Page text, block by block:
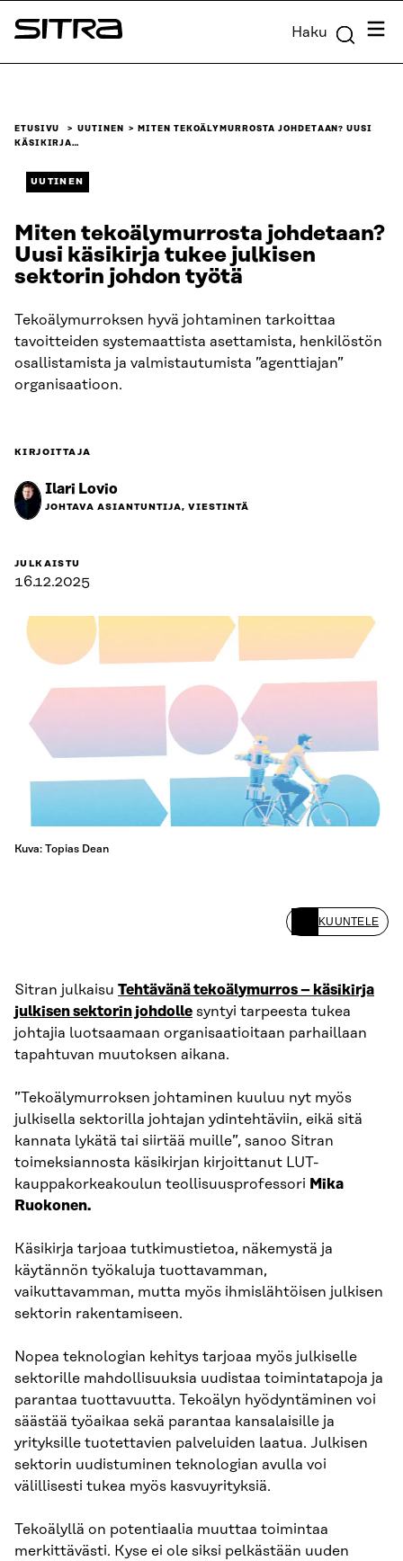
Siirry
suoraan
Sitra Haku
ETUSIVU UUTINEN
MITEN TEKOÄLYMURROSTA JOHDETAAN? UUSI
KÄSIKIRJA…
UUTINEN
Miten tekoälymurrosta johdetaan?
Uusi käsikirja tukee julkisen
sektorin johdon työtä
Tekoälymurroksen hyvä johtaminen tarkoittaa
tavoitteiden systemaattista asettamista, henkilöstön
osallistamista ja valmistautumista ”agenttiajan”
organisaatioon.
KIRJOITTAJA
Ilari Lovio
JOHTAVA ASIANTUNTIJA, VIESTINTÄ
JULKAISTU
16.12.2025
Kuva: Topias Dean
KUUNTELE
Sitran julkaisu Tehtävänä tekoälymurros – käsikirja
julkisen sektorin johdolle syntyi tarpeesta tukea
johtajia luotsaamaan organisaatioitaan parhaillaan
tapahtuvan muutoksen aikana.
”Tekoälymurroksen johtaminen kuuluu nyt myös
julkisella sektorilla johtajan ydintehtäviin, eikä sitä
kannata lykätä tai siirtää muille”, sanoo Sitran
toimeksiannosta käsikirjan kirjoittanut LUT-
kauppakorkeakoulun teollisuusprofessori Mika
Ruokonen.
Käsikirja tarjoaa tutkimustietoa, näkemystä ja
käytännön työkaluja tuottavamman,
vaikuttavamman, mutta myös ihmislähtöisen julkisen
sektorin rakentamiseen.
Nopea teknologian kehitys tarjoaa myös julkiselle
sektorille mahdollisuuksia uudistaa toimintatapoja ja
parantaa tuottavuutta. Tekoälyn hyödyntäminen voi
säästää työaikaa sekä parantaa kansalaisille ja
yrityksille tuotettavien palveluiden laatua. Julkisen
sektorin uudistuminen teknologian avulla voi
välillisesti tukea myös kasvuyrityksiä.
Tekoälyllä on potentiaalia muuttaa toimintaa
merkittävästi. Kyse ei ole siksi pelkästään uuden